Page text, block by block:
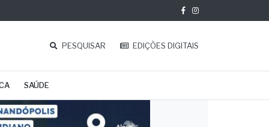
PESQUISAR EDIÇÕES DIGITAIS
SAÚDE